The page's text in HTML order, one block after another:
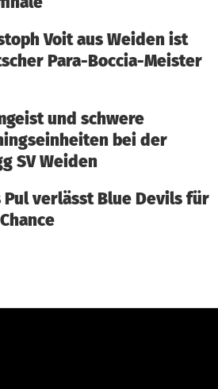
Voit aus Weiden ist
Para-Boccia-Meister
und schwere
bei der
SV Weiden
Pul verlässt Blue Devils für